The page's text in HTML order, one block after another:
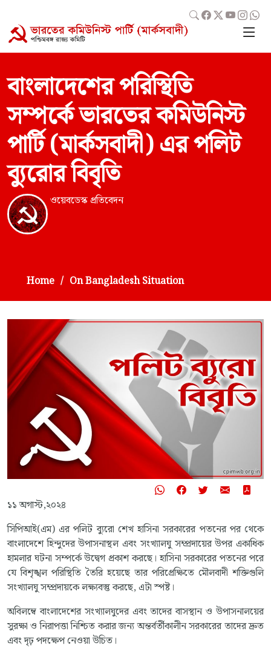
বাংলাদেশের পরিস্থিতি
সম্পর্কে ভারতের কমিউনিস্ট
পার্টি (মার্কসবাদী) এর পলিট
ব্যুরোর বিবৃতি
ওয়েবডেস্ক প্রতিবেদন
Home On Bangladesh Situation
১১ অগাস্ট,২০২৪
সিপিআই(এম) এর পলিট ব্যুরো শেখ হাসিনা সরকারের পতনের পর থেকে
বাংলাদেশে হিন্দুদের উপাসনাস্থল এবং সংখ্যালঘু সম্প্রদায়ের উপর একাধিক
হামলার ঘটনা সম্পর্কে উদ্বেগ প্রকাশ করছে। হাসিনা সরকারের পতনের পরে
যে বিশৃঙ্খল পরিস্থিতি তৈরি হয়েছে তার পরিপ্রেক্ষিতে মৌলবাদী শক্তিগুলি
সংখ্যালঘু সম্প্রদায়কে লক্ষ্যবস্তু করছে, এটা স্পষ্ট।
অবিলম্বে বাংলাদেশের সংখ্যালঘুদের এবং তাদের বাসস্থান ও উপাসনালয়ের
সুরক্ষা ও নিরাপত্তা নিশ্চিত করার জন্য অন্তর্বর্তীকালীন সরকারের তাদের দ্রুত
এবং দৃঢ় পদক্ষেপ নেওয়া উচিত।